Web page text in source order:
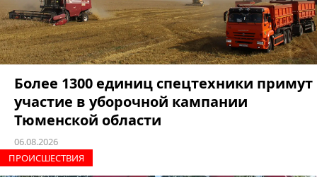
Более 1300 единиц спецтехники примут
участие в уборочной кампании
Тюменской области
06.08.2026
ПРОИCШЕСТВИЯ